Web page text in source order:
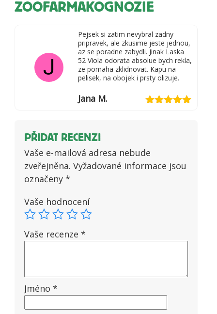
ZOOFARMAKOGNOZIE
J
Pejsek si zatim nevybral zadny
pripravek, ale zkusime jeste jednou,
az se poradne zabydli. Jinak Laska
52 Viola odorata absolue bych rekla,
ze pomaha zklidnovat. Kapu na
pelisek, na obojek i prsty olizuje.
Jana M.
PŘIDAT RECENZI
Vaše e-mailová adresa nebude
zveřejněna. Vyžadované informace jsou
označeny *
Vaše hodnocení
Vaše recenze *
Jméno *